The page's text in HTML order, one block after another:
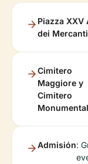
Piazza XXV
dei Mercanti
Cimitero
Maggiore y
Cimitero
Admisión: